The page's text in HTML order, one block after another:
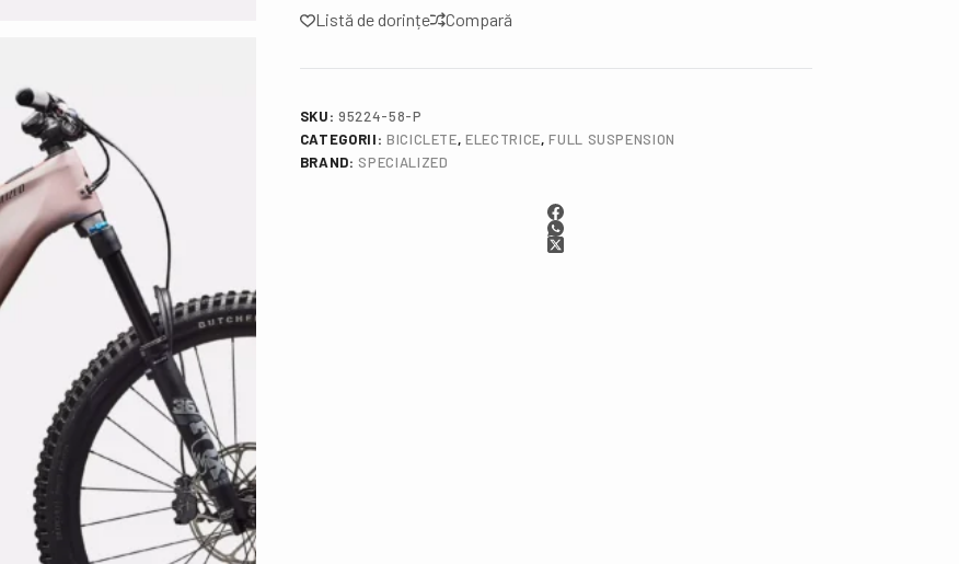
Listă de dorințe Compară
SKU:95224-58-P
CATEGORII: BICICLETE,ELECTRICE,FULL SUSPENSION
BRAND: SPECIALIZED